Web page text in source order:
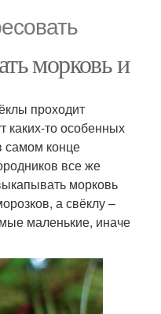
морковь и
проходит
каких-то особенных
самом конце
все же
морковь
а свёклу –
маленькие, иначе